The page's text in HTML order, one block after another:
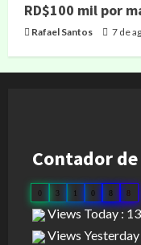
RD$100 mil por
Rafael Santos 7 de
Contador
3 1 0 8 8
Views Today : 13
Views